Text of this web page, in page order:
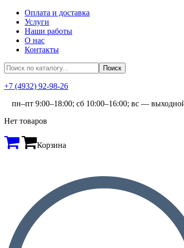
Оплата и доставка
Услуги
Наши работы
О нас
Контакты
+7 (4932) 92-98-26
пн–пт 9:00–18:00; сб 10:00–16:00; вс —
Нет товаров
Корзина